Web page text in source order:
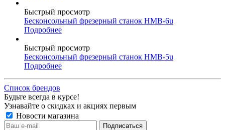
Быстрый просмотр
Бесконсольный фрезерный станок HMB-6u
Подробнее
Быстрый просмотр
Бесконсольный фрезерный станок HMB-5u
Подробнее
Список брендов
Будьте всегда в курсе!
Узнавайте о скидках и акциях первым
Новости магазина